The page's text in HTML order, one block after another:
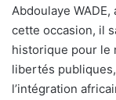
Abdoulaye
cette occasion, il
historique pour le
libertés
l’intégration